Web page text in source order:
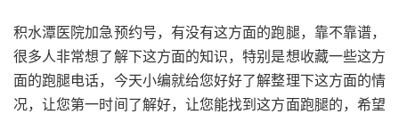
积水潭医院加急预约号，有没有这方面的跑腿，靠不靠谱，
很多人非常想了解下这方面的知识，特别是想收藏一些这方
面的跑腿电话，今天小编就给您好好了解整理下这方面的情
况，让您第一时间了解好，让您能找到这方面跑腿的，希望